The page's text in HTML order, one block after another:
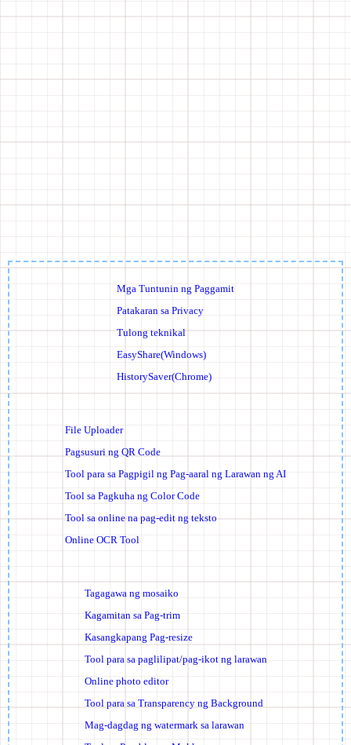
Mga Tuntunin ng Paggamit
Patakaran sa Privacy
Tulong teknikal
EasyShare(Windows)
HistorySaver(Chrome)
File Uploader
Pagsusuri ng QR Code
Tool para sa Pagpigil ng Pag-aaral ng Larawan ng AI
Tool sa Pagkuha ng Color Code
Tool sa online na pag-edit ng teksto
Online OCR Tool
Tagagawa ng mosaiko
Kagamitan sa Pag-trim
Kasangkapang Pag-resize
Tool para sa paglilipat/pag-ikot ng larawan
Online photo editor
Tool para sa Transparency ng Background
Mag-dagdag ng watermark sa larawan